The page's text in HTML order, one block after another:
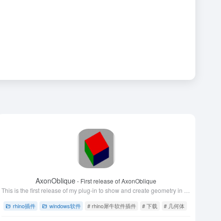
AxonOblique- First release of AxonOblique
rhino插件 windows软件 # rhino犀牛软件插件 # 下载 # 几何体